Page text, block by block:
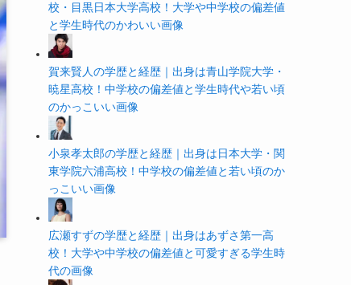
校・目黒日本大学高校！大学や中学校の偏差値
と学生時代のかわいい画像
賀来賢人の学歴と経歴｜出身は青山学院大学・
暁星高校！中学校の偏差値と学生時代や若い頃
のかっこいい画像
小泉孝太郎の学歴と経歴｜出身は日本大学・関
東学院六浦高校！中学校の偏差値と若い頃のか
っこいい画像
広瀬すずの学歴と経歴｜出身はあずさ第一高
校！大学や中学校の偏差値と可愛すぎる学生時
代の画像